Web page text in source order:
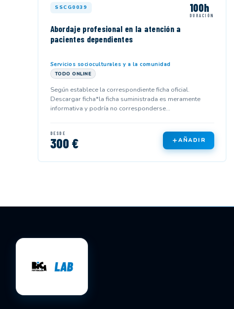
SSCG0039 100h
DURACIÓN
Abordaje profesional en la atención a
pacientes dependientes
Servicios socioculturales y a la comunidad
TODO ONLINE
Según establece la correspondiente ficha oficial.
Descargar ficha*la ficha suministrada es meramente
informativa y podría no corresponderse...
DESDE
300 € AÑADIR